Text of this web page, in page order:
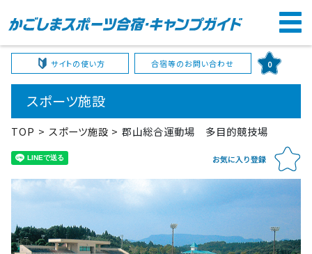
サイトの使い方 合宿等のお問い合わせ 0
スポーツ施設
TOP スポーツ施設 郡山総合運動場 多目的競技場